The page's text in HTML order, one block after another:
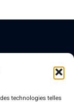
technologies telles